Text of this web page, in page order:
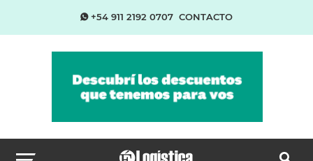
+54 911 2192 0707 CONTACTO